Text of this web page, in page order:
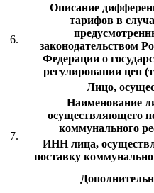
6.
Описание
тарифов в
законодательством
Федерации о
регулировании цен
7.
Лицо,
Наименование
осуществляющего
коммунального
ИНН лица,
поставку